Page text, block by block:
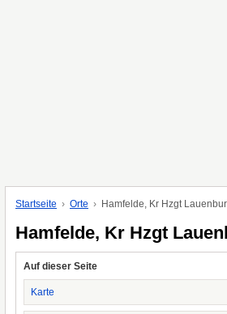
Startseite Orte Hamfelde, Kr Hzgt
Hamfelde, Kr Hzgt
Auf dieser Seite
Karte